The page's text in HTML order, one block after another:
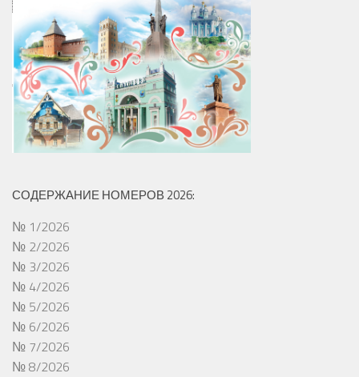
СОДЕРЖАНИЕ НОМЕРОВ 2026:
№ 1/2026
№ 2/2026
№ 3/2026
№ 4/2026
№ 5/2026
№ 6/2026
№ 7/2026
№ 8/2026